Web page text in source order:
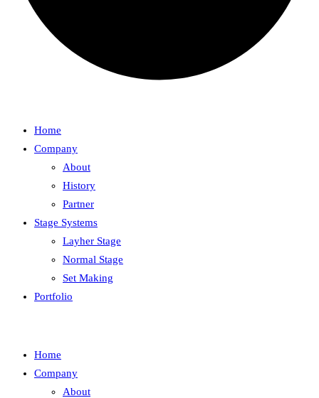
Home
Company
About
History
Partner
Stage Systems
Layher Stage
Normal Stage
Set Making
Portfolio
Home
Company
About